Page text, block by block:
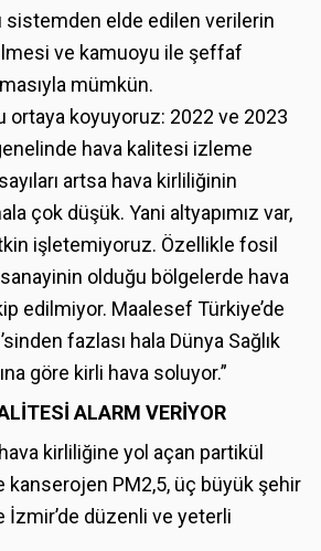
elde edilen verilerin
ve kamuoyu ile şeffaf
mümkün.
ortaya koyuyoruz: 2022 ve 2023
hava kalitesi izleme
artsa hava kirliliğinin
çok düşük. Yani altyapımız var,
işletemiyoruz. Özellikle fosil
sanayinin olduğu bölgelerde hava
edilmiyor. Maalesef Türkiye’de
fazlası hala Dünya Sağlık
göre kirli hava soluyor.”
ALARM VERİYOR
kirliliğine yol açan partikül
kanserojen PM2,5, üç büyük şehir
İzmir’de düzenli ve yeterli